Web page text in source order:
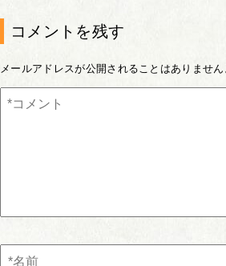
コメントを残す
メールアドレスが公開されることはありません